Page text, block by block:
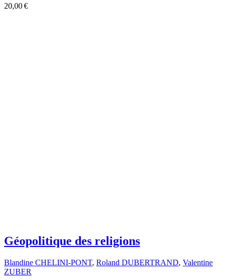
20,00 €
Géopolitique des religions
Blandine CHELINI-PONT, Roland DUBERTRAND, Valentine
ZUBER